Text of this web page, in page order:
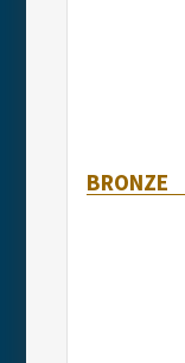
BRONZE